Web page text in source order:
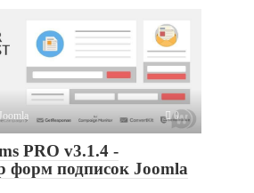
0
PRO v3.1.4 -
форм подписок Joomla